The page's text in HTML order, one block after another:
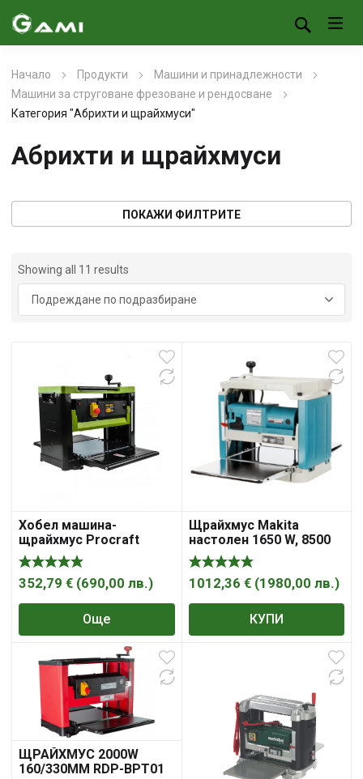
Начало Продукти
Машини и принадлежности
Машини за струговане фрезоване и рендосване
Категория "Абрихти и щрайхмуси"
Абрихти и щрайхмуси
ПОКАЖИ ФИЛТРИТЕ
Showing all 11 results
Хобел машина-
щрайхмус Procraft
PD2300W, 2300 W, 230 V,
6-160 мм, 330×630 мм
352,79 € (690,00 лв.)
Още
Щрайхмус Makita
настолен 1650 W, 8500
об./мин, 304 мм, 2012NB
1012,36 € (1980,00 лв.)
КУПИ
ЩРАЙХМУС 2000W
160/330MM RDP-BPT01